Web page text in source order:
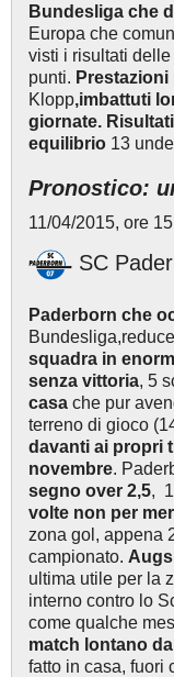
Bundesliga che
Europa che
visti i risultati
punti.
Klopp,imbattuti
giornate.
equilibrio 13
Pronostico:
11/04/2015, ore
SC
Paderborn che
squadra in
senza vittoria, 5
casa che pur
terreno di gioco
davanti ai propri
novembre.
segno over 2,5,
volte non per
zona gol, appena
campionato.
ultima utile per la
interno contro lo
come qualche
match lontano
fatto in casa, fuori